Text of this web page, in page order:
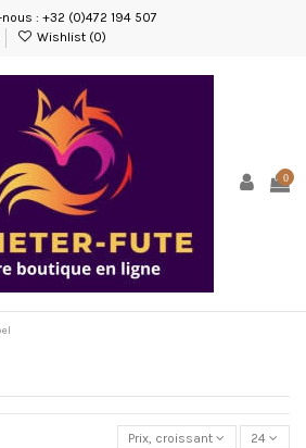
: +32 (0)472 194 507
Wishlist (0)
0
Prix, croissant 24